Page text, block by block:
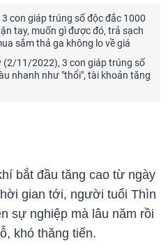
con giáp trúng số độc đắc 1000
tay, muốn gì được đó, trả sạch
sắm thả ga không lo về giá
(2/11/2022), 3 con giáp trúng số
nhanh như "thổi", tài khoản tăng
bắt đầu tăng cao từ ngày
gian tới, người tuổi Thìn
sự nghiệp mà lâu năm rồi
khó thăng tiến.